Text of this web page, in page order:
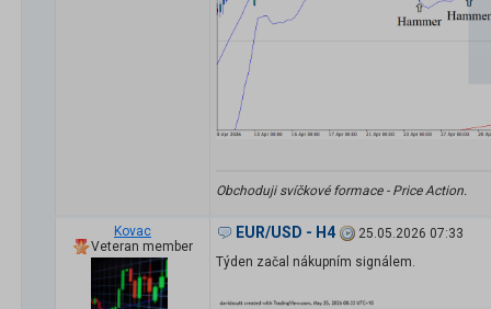
Obchoduji svíčkové formace - Price Action.
Kovac
Veteran member
EUR/USD - H4
25.05.2026 07:33
Týden začal nákupním signálem.